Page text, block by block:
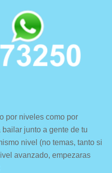
por niveles como por
junto a gente de tu
nivel (no temas, tanto si
avanzado, empezaras